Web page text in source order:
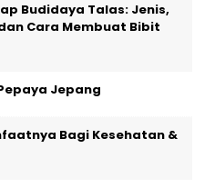
Budidaya Talas: Jenis,
Cara Membuat Bibit
Jepang
Bagi Kesehatan &